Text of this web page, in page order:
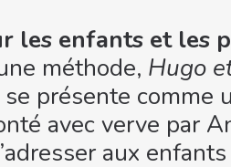
les enfants et les
méthode, Hugo
se présente comme
avec verve par
aux